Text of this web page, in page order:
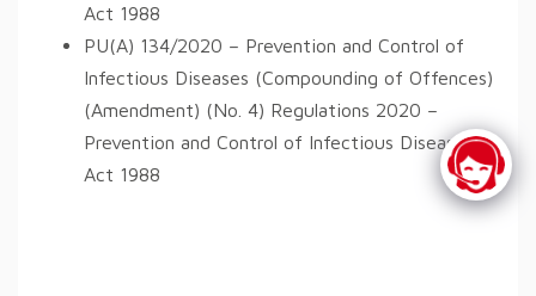
Act 1988
PU(A) 134/2020 – Prevention and Control of
Infectious Diseases (Compounding of Offences)
(Amendment) (No. 4) Regulations 2020 –
Prevention and Control of Infectious Diseases
Act 1988